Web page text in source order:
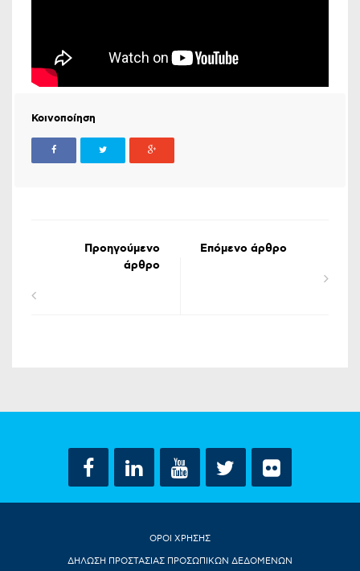
Κοινοποίηση
Προηγούμενο
άρθρο
Επόμενο άρθρο
ΟΡΟΙ ΧΡΗΣΗΣ
ΔΗΛΩΣΗ ΠΡΟΣΤΑΣΙΑΣ ΠΡΟΣΩΠΙΚΩΝ ΔΕΔΟΜΕΝΩΝ